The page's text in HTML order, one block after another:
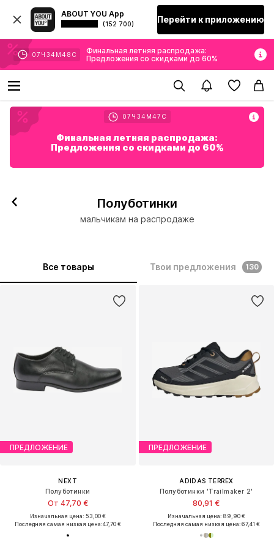
ABOUT YOU App
(152 700) Перейти к приложению
07 Ч 34 М46 С
Финальная летняя распродажа:
Предложения со скидками до 60%
07 Ч 34 М46 С
Финальная летняя распродажа:
Предложения со скидками до 60%
Полуботинки
мальчикам на распродаже
Все товары Твои предложения 130
ПРЕДЛОЖЕНИЕ
NEXT
Полуботинки
От 47,70 €
Изначальная цена: 53,00 €
Последняя самая низкая цена:47,70 €
ПРЕДЛОЖЕНИЕ
ADIDAS TERREX
Полуботинки 'Trailmaker 2'
80,91 €
Изначальная цена: 89,90 €
Последняя самая низкая цена:67,41 €